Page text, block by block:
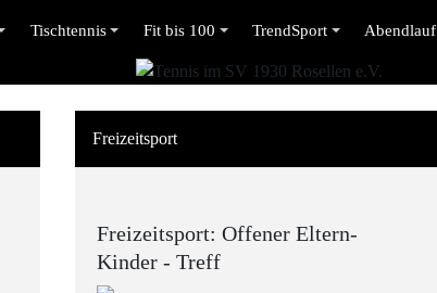
Tischtennis Fit bis 100 TrendSport Abendlauf
Freizeitsport
Freizeitsport: Offener Eltern-
Kinder - Treff